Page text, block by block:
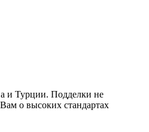
и Турции. Подделки не
о высоких стандартах